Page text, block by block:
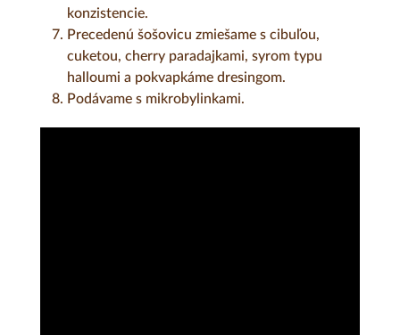
konzistencie.
Precedenú šošovicu zmiešame s cibuľou,
cuketou, cherry paradajkami, syrom typu
halloumi a pokvapkáme dresingom.
Podávame s mikrobylinkami.